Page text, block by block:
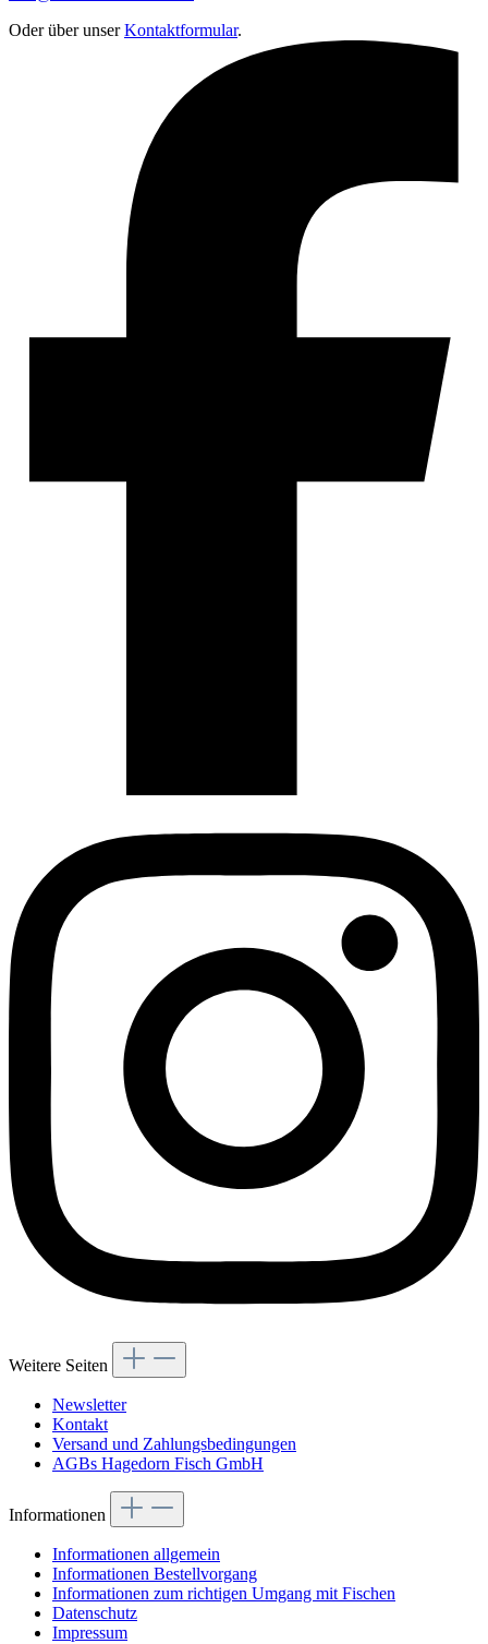
Oder über unserKontaktformular.
Weitere Seiten
Newsletter
Kontakt
Versand und Zahlungsbedingungen
AGBs Hagedorn Fisch GmbH
Informationen
Informationen allgemein
Informationen Bestellvorgang
Informationen zum richtigen Umgang mit Fischen
Datenschutz
Impressum